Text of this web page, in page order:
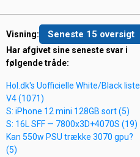
Visning: Seneste 15 oversigt
Har afgivet sine seneste svar i
følgende tråde:
Hol.dk's Uofficielle White/Black liste
V4 (1071)
S: iPhone 12 mini 128GB sort (5)
S: 16L SFF — 7800x3D+4070S (19)
Kan 550w PSU trække 3070 gpu?
(5)